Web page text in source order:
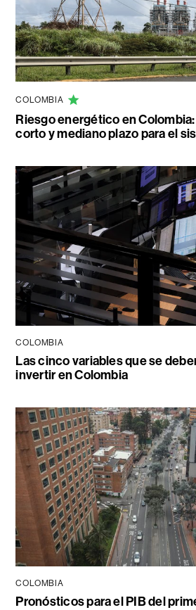
COLOMBIA
Riesgo energético en
corto y mediano plazo para el
COLOMBIA
Las cinco variables que se
invertir en Colombia
COLOMBIA
Pronósticos para el PIB del